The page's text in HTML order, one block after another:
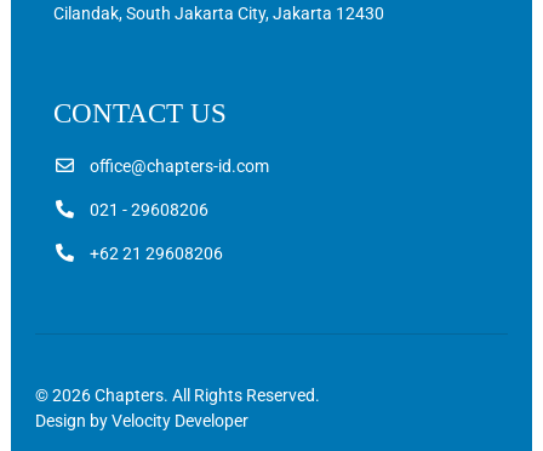
Cilandak, South Jakarta City, Jakarta 12430
CONTACT US
office@chapters-id.com
021 - 29608206
+62 21 29608206
© 2026 Chapters. All Rights Reserved.
Design byVelocity Developer